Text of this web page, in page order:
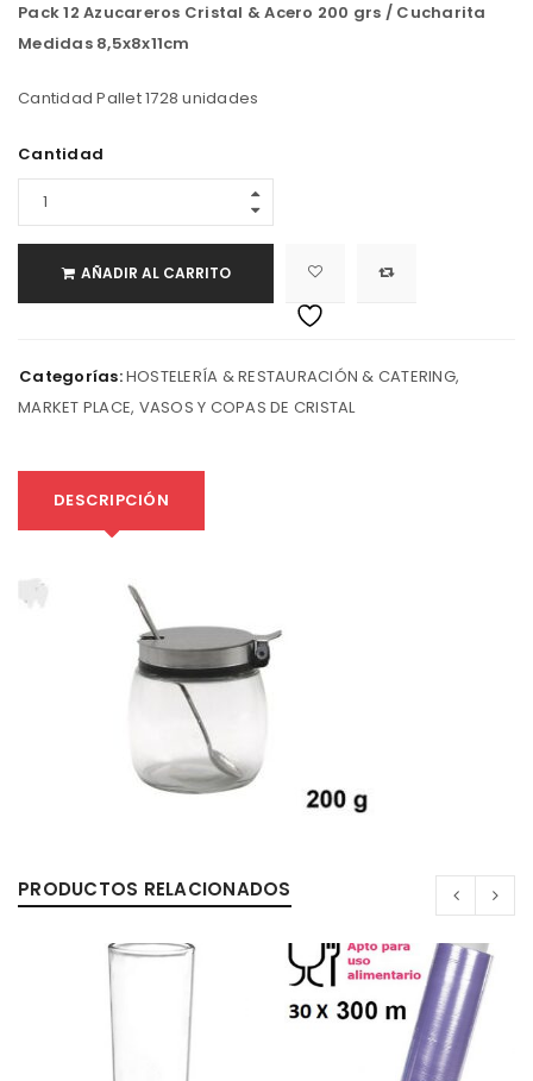
Pack 12 Azucareros Cristal & Acero 200 grs / Cucharita
Medidas 8,5x8x11cm
Cantidad Pallet 1728 unidades
Cantidad
AÑADIR AL CARRITO
Categorías:HOSTELERÍA & RESTAURACIÓN & CATERING,
MARKET PLACE, VASOS Y COPAS DE CRISTAL
DESCRIPCIÓN
PRODUCTOS RELACIONADOS